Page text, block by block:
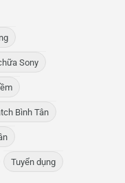
Sony
Bình Tân
Tuyển dụng